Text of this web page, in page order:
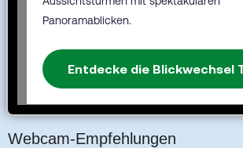
Webcam-Empfehlungen